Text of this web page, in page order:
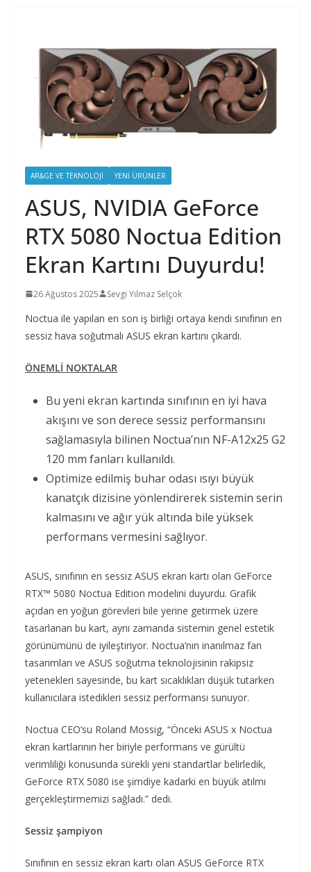
AR&GE VE TEKNOLOJI YENI ÜRÜNLER
ASUS, NVIDIA GeForce
RTX 5080 Noctua Edition
Ekran Kartını Duyurdu!
26 Ağustos 2025 Sevgi Yılmaz Selçok
Noctua ile yapılan en son iş birliği ortaya kendi sınıfının en
sessiz hava soğutmalı ASUS ekran kartını çıkardı.
ÖNEMLİ NOKTALAR
Bu yeni ekran kartında sınıfının en iyi hava
akışını ve son derece sessiz performansını
sağlamasıyla bilinen Noctua’nın NF-A12x25 G2
120 mm fanları kullanıldı.
Optimize edilmiş buhar odası ısıyı büyük
kanatçık dizisine yönlendirerek sistemin serin
kalmasını ve ağır yük altında bile yüksek
performans vermesini sağlıyor.
ASUS, sınıfının en sessiz ASUS ekran kartı olan GeForce
RTX™ 5080 Noctua Edition modelini duyurdu. Grafik
açıdan en yoğun görevleri bile yerine getirmek üzere
tasarlanan bu kart, aynı zamanda sistemin genel estetik
görünümünü de iyileştiriyor. Noctua’nın inanılmaz fan
tasarımları ve ASUS soğutma teknolojisinin rakipsiz
yetenekleri sayesinde, bu kart sıcaklıkları düşük tutarken
kullanıcılara istedikleri sessiz performansı sunuyor.
Noctua CEO’su Roland Mossig, “Önceki ASUS x Noctua
ekran kartlarının her biriyle performans ve gürültü
verimliliği konusunda sürekli yeni standartlar belirledik,
GeForce RTX 5080 ise şimdiye kadarki en büyük atılmı
gerçekleştirmemizi sağladı.” dedi.
Sessiz şampiyon
Sınıfının en sessiz ekran kartı olan ASUS GeForce RTX